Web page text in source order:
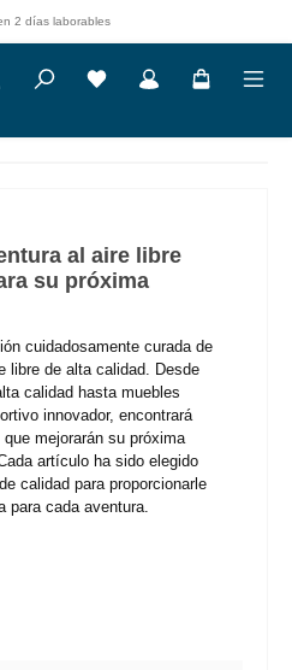
de devolución
Show toolbar Tienes 0 artículos en tu
al aire libre
su próxima
cuidadosamente curada de
libre de alta calidad. Desde
calidad hasta muebles
innovador, encontrará
mejorarán su próxima
artículo ha sido elegido
calidad para proporcionarle
para cada aventura.